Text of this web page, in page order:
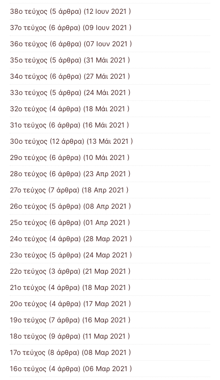
38ο τεύχος (5 άρθρα) (12 Ιουν 2021 )
37ο τεύχος (6 άρθρα) (09 Ιουν 2021 )
36ο τεύχος (6 άρθρα) (07 Ιουν 2021 )
35ο τεύχος (5 άρθρα) (31 Μάι 2021 )
34ο τεύχος (6 άρθρα) (27 Μάι 2021 )
33ο τεύχος (5 άρθρα) (24 Μάι 2021 )
32ο τεύχος (4 άρθρα) (18 Μάι 2021 )
31ο τεύχος (6 άρθρα) (16 Μάι 2021 )
30ο τεύχος (12 άρθρα) (13 Μάι 2021 )
29ο τεύχος (6 άρθρα) (10 Μάι 2021 )
28ο τεύχος (6 άρθρα) (23 Απρ 2021 )
27ο τεύχος (7 άρθρα) (18 Απρ 2021 )
26ο τεύχος (5 άρθρα) (08 Απρ 2021 )
25ο τεύχος (6 άρθρα) (01 Απρ 2021 )
24ο τεύχος (4 άρθρα) (28 Μαρ 2021 )
23ο τεύχος (5 άρθρα) (24 Μαρ 2021 )
22ο τεύχος (3 άρθρα) (21 Μαρ 2021 )
21ο τεύχος (4 άρθρα) (18 Μαρ 2021 )
20ο τεύχος (4 άρθρα) (17 Μαρ 2021 )
19ο τεύχος (7 άρθρα) (16 Μαρ 2021 )
18ο τεύχος (9 άρθρα) (11 Μαρ 2021 )
17ο τεύχος (8 άρθρα) (08 Μαρ 2021 )
16ο τεύχος (4 άρθρα) (06 Μαρ 2021 )